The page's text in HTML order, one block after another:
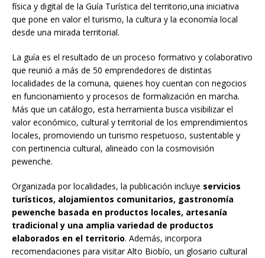
física y digital de la Guía Turística del territorio,una iniciativa
que pone en valor el turismo, la cultura y la economía local
desde una mirada territorial.
La guía es el resultado de un proceso formativo y colaborativo
que reunió a más de 50 emprendedores de distintas
localidades de la comuna, quienes hoy cuentan con negocios
en funcionamiento y procesos de formalización en marcha.
Más que un catálogo, esta herramienta busca visibilizar el
valor económico, cultural y territorial de los emprendimientos
locales, promoviendo un turismo respetuoso, sustentable y
con pertinencia cultural, alineado con la cosmovisión
pewenche.
Organizada por localidades, la publicación incluye servicios
turísticos, alojamientos comunitarios, gastronomía
pewenche basada en productos locales, artesanía
tradicional y una amplia variedad de productos
elaborados en el territorio. Además, incorpora
recomendaciones para visitar Alto Biobío, un glosario cultural